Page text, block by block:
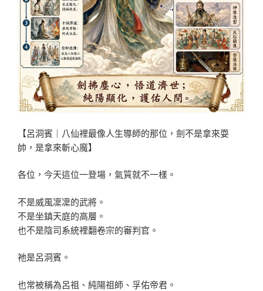
【呂洞賓｜八仙裡最像人生導師的那位，劍不是拿來耍
帥，是拿來斬心魔】
各位，今天這位一登場，氣質就不一樣。
不是威風凜凜的武將。
不是坐鎮天庭的高層。
也不是陰司系統裡翻卷宗的審判官。
祂是呂洞賓。
也常被稱為呂祖、純陽祖師、孚佑帝君。